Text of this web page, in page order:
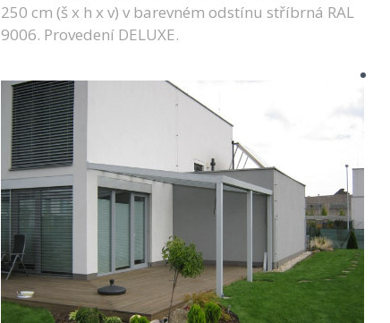
250 cm (š x h x v) v barevném odstínu stříbrná RAL
9006. Provedení DELUXE.